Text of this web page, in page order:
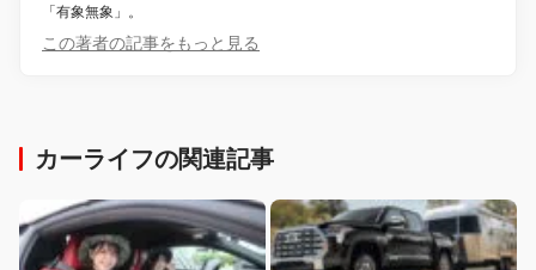
「有象無象」。
この著者の記事をもっと見る
カーライフの関連記事